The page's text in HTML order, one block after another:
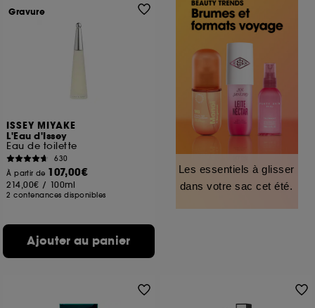
ISSEY MIYAKE
L'Eau d'Issey
Eau de toilette
630
À partir de 107,00€
214,00€ / 100ml
2 contenances disponibles
Ajouter au panier
Gravure
Les essentiels à glisser
dans votre sac cet été.